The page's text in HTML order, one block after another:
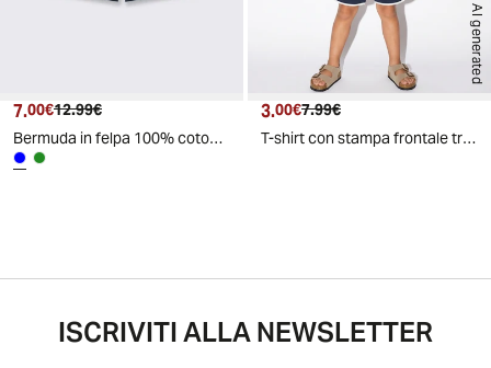
Prezzo attuale
7.00€ Prezzo originale
12.99€
Bermuda in felpa 100% cotone con tasconi - Blu
AI generated
Prezzo attuale
3.00€ Prezzo originale
7.99€
T-shirt con stampa frontale trendy e casual - Pesca
ISCRIVITI ALLA NEWSLETTER